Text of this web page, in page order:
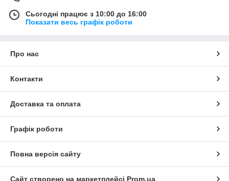
Сьогодні працює з 10:00 до 16:00
Показати весь графік роботи
Про нас
Контакти
Доставка та оплата
Графік роботи
Повна версія сайту
Сайт створено на маркетплейсі Prom.ua